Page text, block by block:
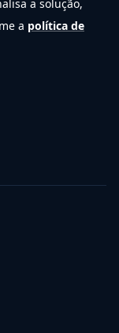
a solução,
a política de